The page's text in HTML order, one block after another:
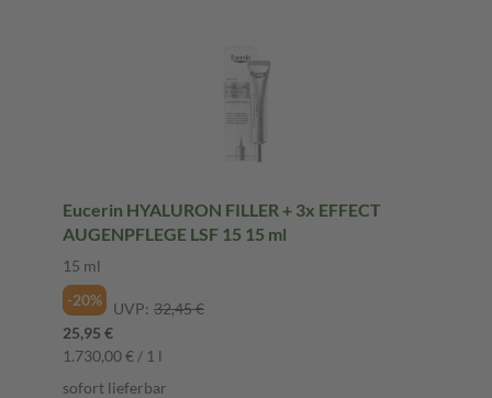
Eucerin HYALURON FILLER + 3x EFFECT
AUGENPFLEGE LSF 15 15 ml
15 ml
-20%
UVP: 32,45 €
25,95 €
1.730,00 € / 1 l
sofort lieferbar